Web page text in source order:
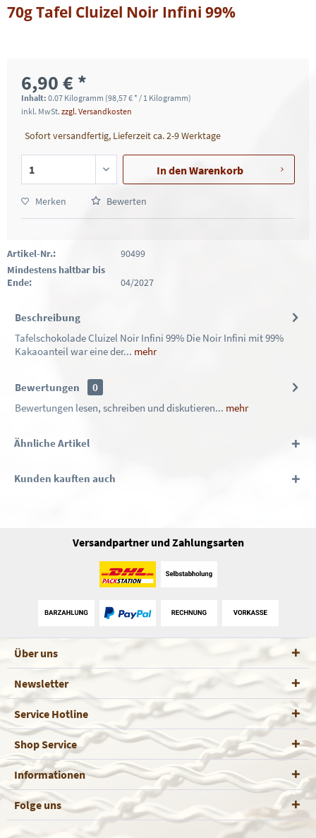
70g Tafel Cluizel Noir Infini 99%
6,90 € *
Inhalt: 0.07 Kilogramm (98,57 € * / 1 Kilogramm)
inkl. MwSt. zzgl. Versandkosten
Sofort versandfertig, Lieferzeit ca. 2-9 Werktage
In denWarenkorb
Merken Bewerten
Artikel-Nr.:
90499
Mindestens haltbar bis
Ende:
04/2027
Beschreibung
Tafelschokolade Cluizel Noir Infini 99% Die Noir Infini mit 99%
Kakaoanteil war eine der... mehr
Bewertungen
0
Bewertungen lesen, schreiben und diskutieren... mehr
Ähnliche Artikel
Kunden kauften auch
Versandpartner und Zahlungsarten
Über uns
Newsletter
Service Hotline
Shop Service
Informationen
Folge uns